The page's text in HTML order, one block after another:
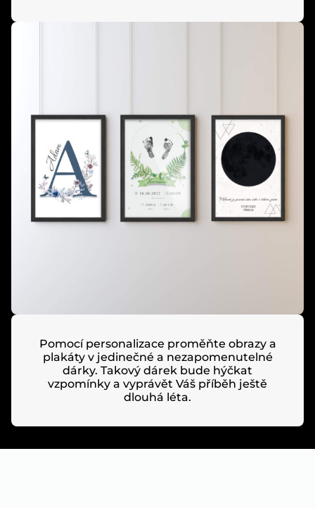
Pomocí personalizace proměňte obrazy a
plakáty v jedinečné a nezapomenutelné
dárky. Takový dárek bude hýčkat
vzpomínky a vyprávět Váš příběh ještě
dlouhá léta.